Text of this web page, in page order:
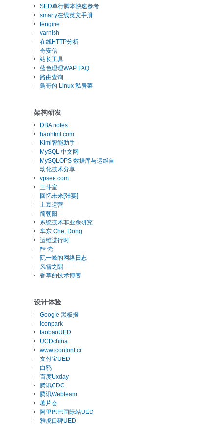
SED单行脚本快速参考
smarty在线英文手册
tengine
varnish
在线HTTP分析
奇安信
站长工具
蓝色理理WAP FAQ
路由查询
鳥哥的 Linux 私房菜
架构研发
DBA notes
haohtml.com
Kimi智能助手
MySQL 中文网
MySQLOPS 数据库与运维自
动化技术分享
vpsee.com
三斗室
回忆未来[张宴]
土豆运营
简朝阳
系统技术非业余研究
车东 Che, Dong
运维进行时
酷 壳
阮一峰的网络日志
风雪之隅
香草的技术博客
设计体验
Google 黑板报
iconpark
taobaoUED
UCDchina
www.iconfont.cn
支付宝UED
白鸦
百度Uxday
腾讯CDC
腾讯Webteam
著片会
阿里巴巴国际站UED
雅虎口碑UED